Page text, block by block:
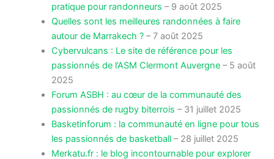
pratique pour randonneurs – 9 août 2025
Quelles sont les meilleures randonnées à faire
autour de Marrakech ?– 7 août 2025
Cybervulcans : Le site de référence pour les
passionnés de l’ASM Clermont Auvergne– 5 août
2025
Forum ASBH : au cœur de la communauté des
passionnés de rugby biterrois – 31 juillet 2025
Basketinforum : la communauté en ligne pour tous
les passionnés de basketball– 28 juillet 2025
Merkatu.fr : le blog incontournable pour explorer